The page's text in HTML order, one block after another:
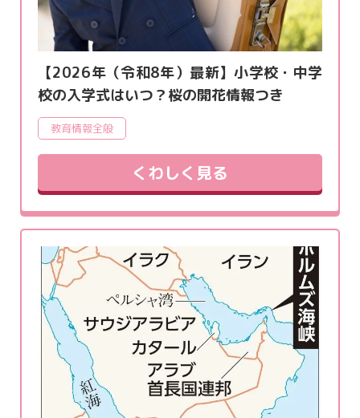
【2026年（令和8年）最新】小学校・中学
校の入学式はいつ？桜の開花情報つき
教育情報全般
くわしく見る